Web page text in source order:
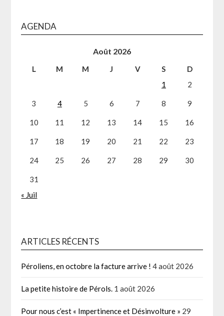
AGENDA
Août 2026
L M M J V S
D
1
2
3 4 5 6 7 8 9
10 11 12 13 14 15 16
17 18 19 20 21 22 23
24 25 26 27 28 29 30
31
« Juil
ARTICLES RÉCENTS
Péroliens, en octobre la facture arrive ! 4 août 2026
La petite histoire de Pérols. 1 août 2026
Pour nous c’est « Impertinence et Désinvolture » 29